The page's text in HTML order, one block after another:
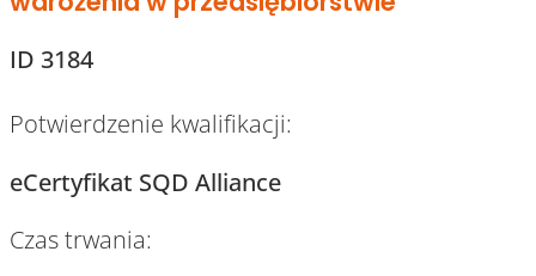
ID 3184
Potwierdzenie kwalifikacji:
eCertyfikat SQD Alliance
Czas trwania: